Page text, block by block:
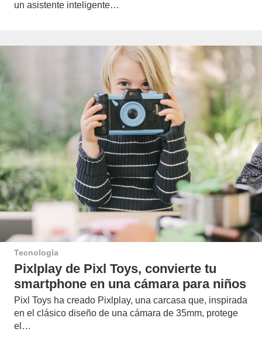
un asistente inteligente…
Tecnología
Pixlplay de Pixl Toys, convierte tu
smartphone en una cámara para niños
Pixl Toys ha creado Pixlplay, una carcasa que, inspirada
en el clásico diseño de una cámara de 35mm, protege
el…